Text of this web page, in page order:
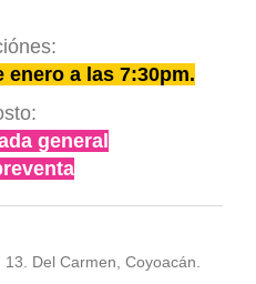
enero a las 7:30pm.
general
Del Carmen, Coyoacán.